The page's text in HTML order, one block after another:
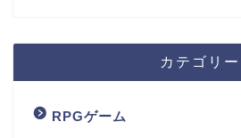
カテゴリー
RPGゲーム